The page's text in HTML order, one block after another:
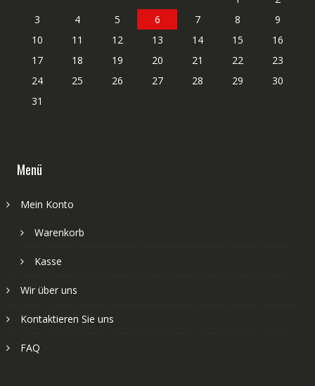
3
4 5 6 7 8
9
10
11 12 13 14 15
16
17
18 19 20 21 22
23
24
25 26 27 28 29
30
31
Menü
Mein Konto
Warenkorb
Kasse
Wir über uns
Kontaktieren Sie uns
FAQ